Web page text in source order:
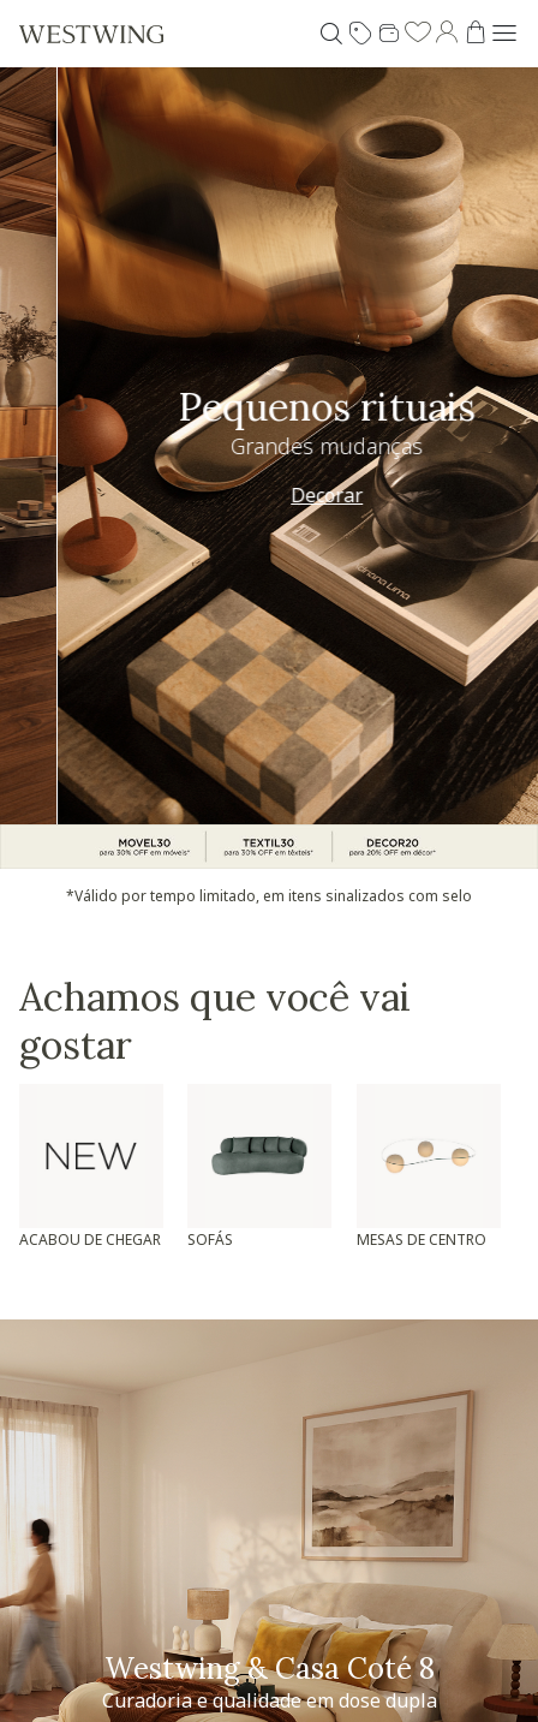
Pequenos rituais
Grandes mudanças
Decorar
*Válido por tempo limitado, em itens sinalizados com selo
Achamos que você vai
gostar
ACABOU DE CHEGAR SOFÁS MESAS DE CENTRO
Westwing & Casa Coté 8
Curadoria e qualidade em dose dupla